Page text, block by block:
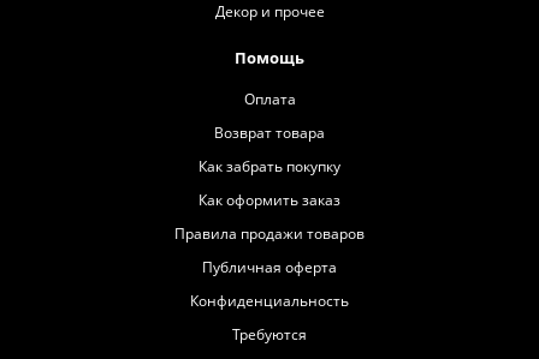
Декор и прочее
Помощь
Оплата
Возврат товара
Как забрать покупку
Как оформить заказ
Правила продажи товаров
Публичная оферта
Конфиденциальность
Требуются